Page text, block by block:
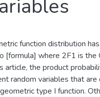
function distribution
[formula] where 2F1 is the
article, the product
random variables that
type I function.